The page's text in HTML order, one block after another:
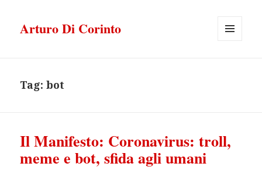
Arturo Di Corinto
Tag:bot
Il Manifesto: Coronavirus: troll,
meme e bot, sfida agli umani